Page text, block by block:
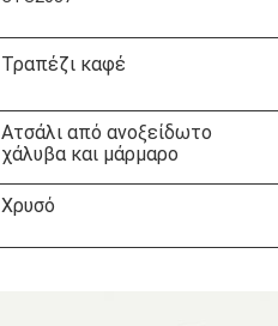
Τραπέζι καφέ
Ατσάλι από ανοξείδωτο
χάλυβα και μάρμαρο
Χρυσό